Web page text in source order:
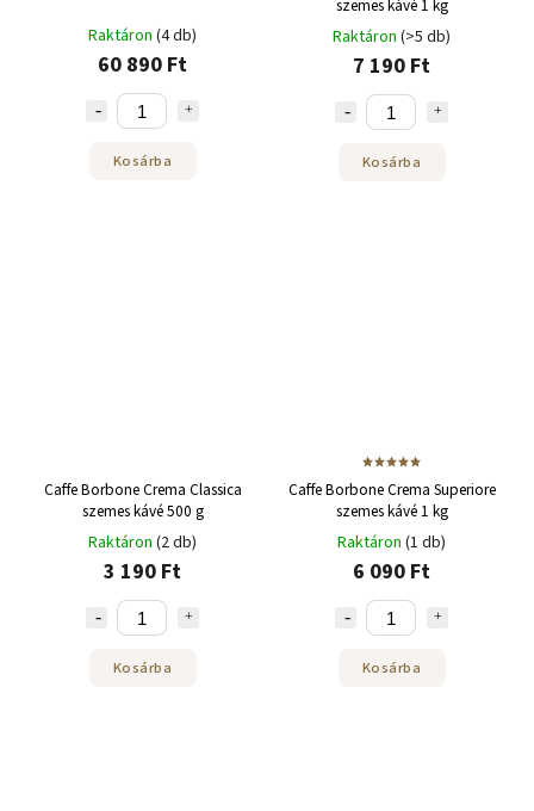
Raktáron (4 db)
60 890 Ft
Kosárba
szemes kávé 1 kg
Raktáron (>5 db)
7 190 Ft
Kosárba
Caffe Borbone Crema Classica
szemes kávé 500 g
Raktáron (2 db)
3 190 Ft
Kosárba
Caffe Borbone Crema Superiore
szemes kávé 1 kg
Raktáron (1 db)
6 090 Ft
Kosárba